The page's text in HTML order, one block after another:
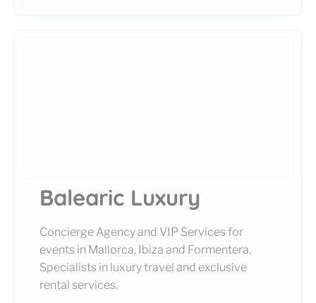
Balearic Luxury
Concierge Agency and VIP Services for
events in Mallorca, Ibiza and Formentera.
Specialists in luxury travel and exclusive
rental services.